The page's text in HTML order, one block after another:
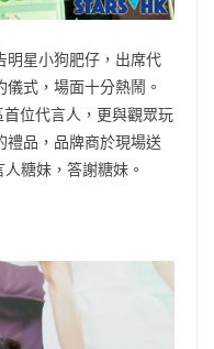
明星小狗肥仔，出席代
式，場面十分熱鬧。
位代言人，更與觀眾玩
禮品，品牌商於現場送
糖妹，答謝糖妹。